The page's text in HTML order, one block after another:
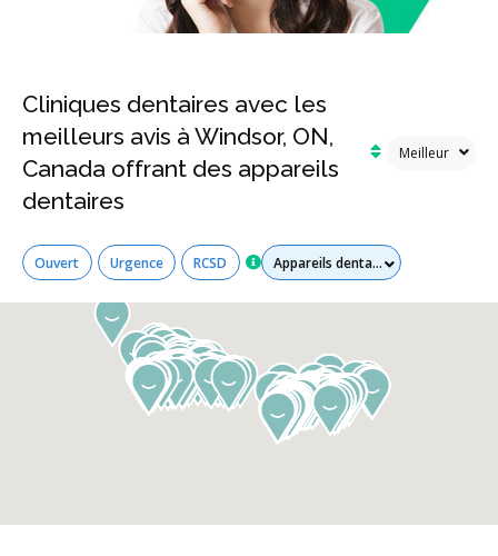
Cliniques dentaires avec les
meilleurs avis à Windsor, ON,
Canada offrant des appareils
dentaires
Ouvert Urgence RCSD Tous les services